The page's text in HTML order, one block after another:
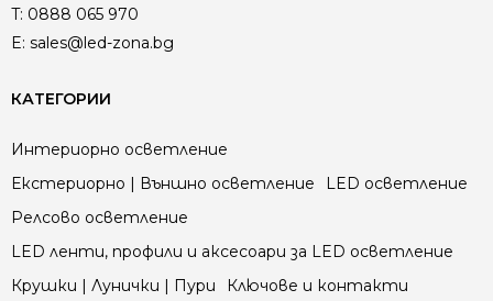
T: 0888 065 970
E: sales@led-zona.bg
КАТЕГОРИИ
Интериорно осветление
Екстериорно | Външно осветление
LED осветление
Релсово осветление
LED ленти, профили и аксесоари за LED осветление
Крушки | Лунички | Пури
Ключове и контакти